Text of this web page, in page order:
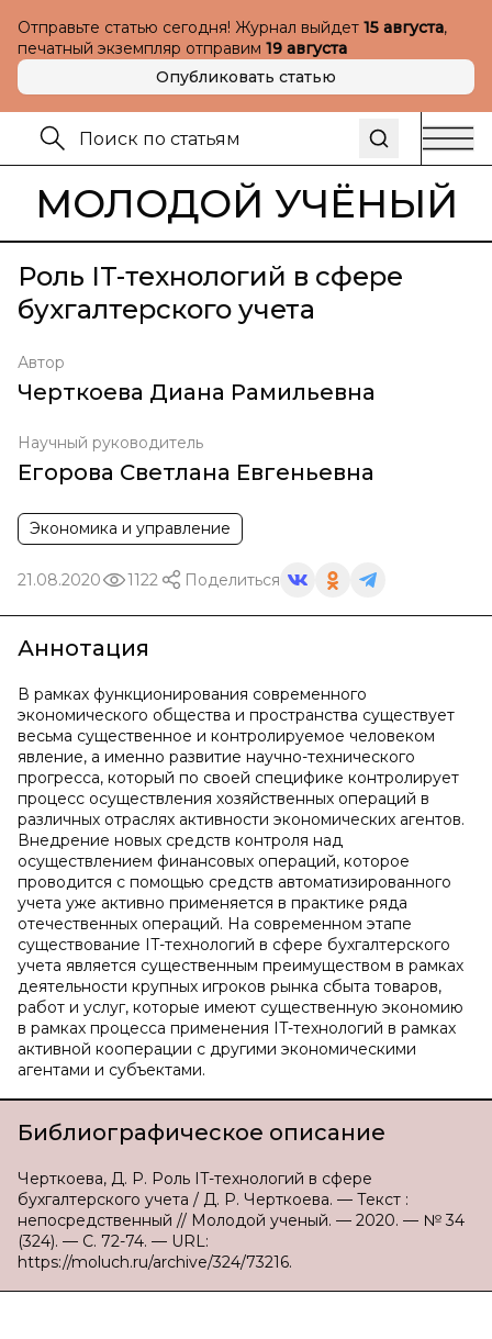
Отправьте статью сегодня! Журнал выйдет 15 августа,
печатный экземпляр отправим 19 августа
Опубликовать статью
МОЛОДОЙ УЧЁНЫЙ
Роль IT-технологий в сфере
бухгалтерского учета
Автор
Черткоева Диана Рамильевна
Научный руководитель
Егорова Светлана Евгеньевна
Экономика и управление
21.08.2020 1122 Поделиться
Аннотация
В рамках функционирования современного
экономического общества и пространства существует
весьма существенное и контролируемое человеком
явление, а именно развитие научно-технического
прогресса, который по своей специфике контролирует
процесс осуществления хозяйственных операций в
различных отраслях активности экономических агентов.
Внедрение новых средств контроля над
осуществлением финансовых операций, которое
проводится с помощью средств автоматизированного
учета уже активно применяется в практике ряда
отечественных операций. На современном этапе
существование IT-технологий в сфере бухгалтерского
учета является существенным преимуществом в рамках
деятельности крупных игроков рынка сбыта товаров,
работ и услуг, которые имеют существенную экономию
в рамках процесса применения IT-технологий в рамках
активной кооперации с другими экономическими
агентами и субъектами.
Библиографическое описание
Черткоева, Д. Р. Роль IT-технологий в сфере
бухгалтерского учета / Д. Р. Черткоева. — Текст :
непосредственный // Молодой ученый. — 2020. — № 34
(324). — С. 72-74. — URL:
https://moluch.ru/archive/324/73216.